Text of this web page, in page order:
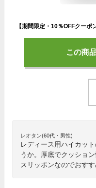
この商
レオタン(60代・男性)
レディース用ハイカッ
うか。厚底でクッショ
スリッポンなのでおすす